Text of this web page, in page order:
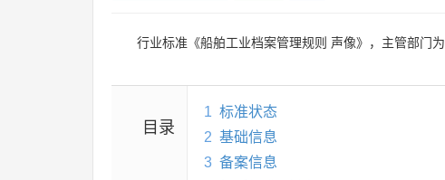
行业标准《船舶工业档案管理规则 声像》，主管部门为
目录
1 标准状态
2 基础信息
3 备案信息